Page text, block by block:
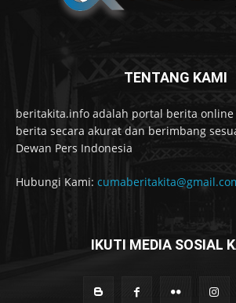
TENTANG KAMI
beritakita.info adalah portal berita online
berita secara akurat dan berimbang
Dewan Pers Indonesia
Hubungi Kami:
IKUTI MEDIA SOSIAL